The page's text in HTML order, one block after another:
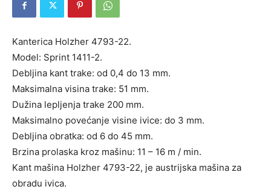
Kanterica Holzher 4793-22.
Model: Sprint 1411-2.
Debljina kant trake: od 0,4 do 13 mm.
Maksimalna visina trake: 51 mm.
Dužina lepljenja trake 200 mm.
Maksimalno povećanje visine ivice: do 3 mm.
Debljina obratka: od 6 do 45 mm.
Brzina prolaska kroz mašinu: 11 – 16 m / min.
Kant mašina Holzher 4793-22, je austrijska mašina za
obradu ivica.